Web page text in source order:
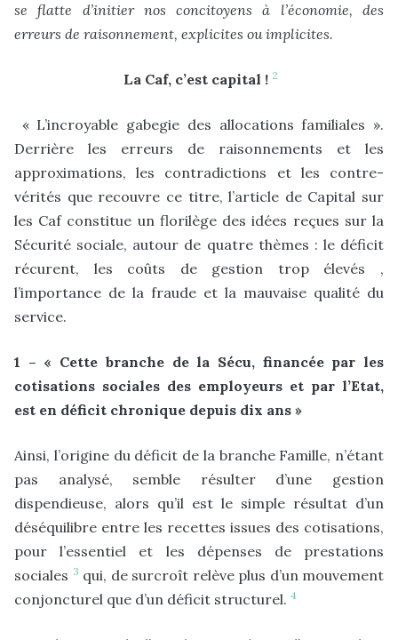
se flatte d’initier nos concitoyens à l’économie, des
erreurs de raisonnement, explicites ou implicites.
La Caf, c’est capital ! 2
« L’incroyable gabegie des allocations familiales ».
Derrière les erreurs de raisonnements et les
approximations, les contradictions et les contre-
vérités que recouvre ce titre, l’article de Capital sur
les Caf constitue un florilège des idées reçues sur la
Sécurité sociale, autour de quatre thèmes : le déficit
récurent, les coûts de gestion trop élevés ,
l’importance de la fraude et la mauvaise qualité du
service.
1 – « Cette branche de la Sécu, financée par les
cotisations sociales des employeurs et par l’Etat,
est en déficit chronique depuis dix ans »
Ainsi, l’origine du déficit de la branche Famille, n’étant
pas analysé, semble résulter d’une gestion
dispendieuse, alors qu’il est le simple résultat d’un
déséquilibre entre les recettes issues des cotisations,
pour l’essentiel et les dépenses de prestations
sociales 3 qui, de surcroît relève plus d’un mouvement
conjoncturel que d’un déficit structurel. 4